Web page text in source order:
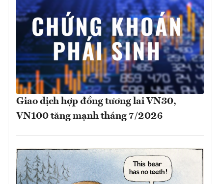
Giao dịch hợp đồng tương lai VN30,
VN100 tăng mạnh tháng 7/2026